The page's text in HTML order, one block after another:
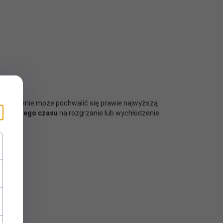
może pochwalić się prawie najwyższą
czasu na rozgrzanie lub wychłodzenie.